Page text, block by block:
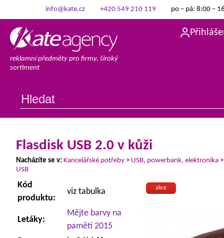
info@kate.cz +420 549 210 119 po – pá: 8:00 –
reklamní předměty pro firmy, široký
sortiment
Flasdisk USB 2.0 v kůži
Nacházíte se v: Kancelářské potřeby > USB, powerbank, elektronika
USB
akce
Kód
produktu:
viz tabulka
Letáky:
Mějte barvy na
paměti 2015